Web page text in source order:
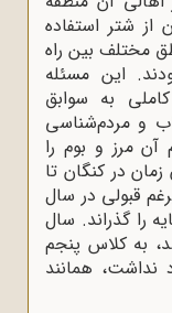
شتر استفاده
مختلف بین راه
این مسئله
به سوابق
و مردم‌شناسی
مرز و بوم را
در کنگان تا
قبولی در سال
را گذراند. سال
به کلاس پنجم
همانند